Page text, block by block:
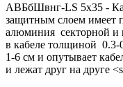
АВБбШвнг-LS 5х35 -
защитным слоем имеет
алюминия секторной
в кабеле толщиной
1-6 см и опутывает
и лежат друг на друге